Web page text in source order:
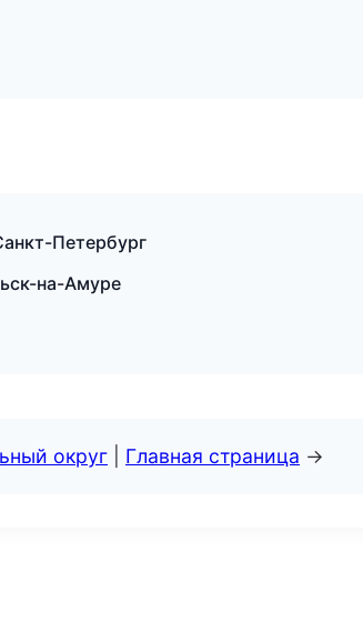
Петербург
на-Амуре
округ Главная страница →